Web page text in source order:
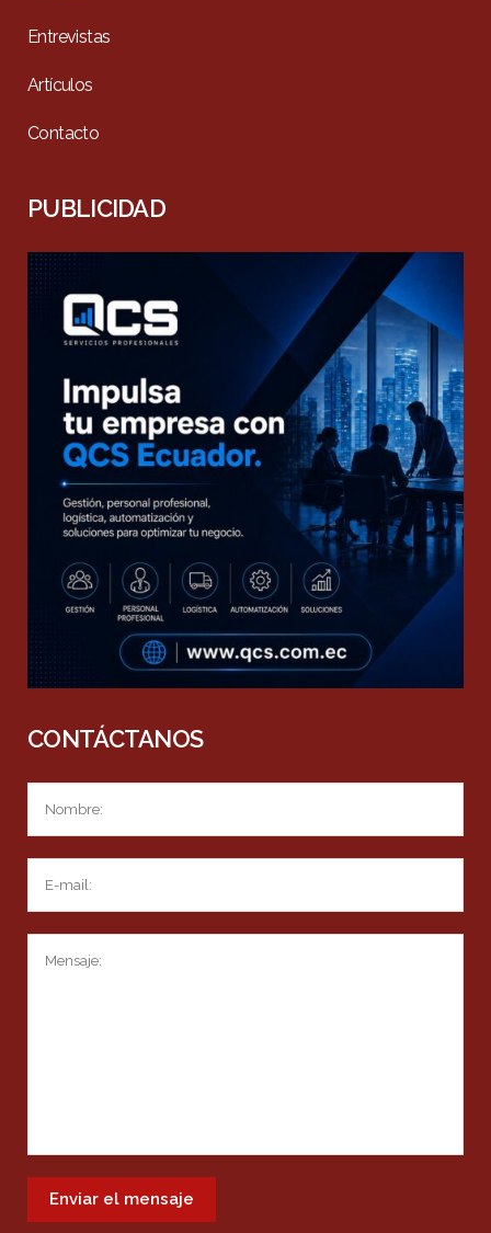
Entrevistas
Artículos
Contacto
PUBLICIDAD
CONTÁCTANOS